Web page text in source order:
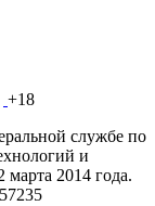
+18
службе по
и
2014 года.